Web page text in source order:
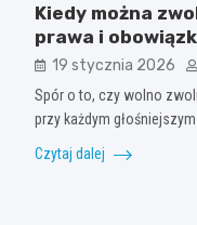
Kiedy można
prawa i
19 stycznia 2026
Spór o to, czy wolno
przy każdym głośniejszym
Czytaj dalej